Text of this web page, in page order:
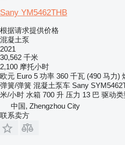
Sany YM5462THB
根据请求提供价格
混凝土泵
2021
30,562 千米
2,100 摩托小时
欧元 Euro 5 功率 360 千瓦 (490 马力)
弹簧/弹簧 混凝土泵车 Sany
米/小时 水箱 700 升 压力 13 巴 驱动类
中国, Zhengzhou City
联系卖方